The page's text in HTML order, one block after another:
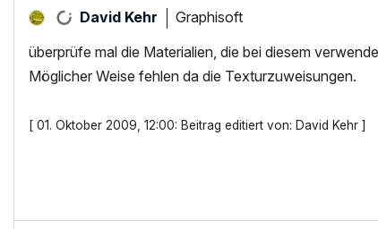
David Kehr Graphisoft
überprüfe mal die Materialien, die bei diesem
Möglicher Weise fehlen da die Texturzuweisungen.
[ 01. Oktober 2009, 12:00: Beitrag editiert von: David Kehr ]